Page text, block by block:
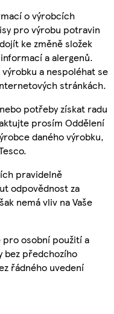
o výrobcích
pro výrobu potravin
ke změně složek
a alergenů.
a nespoléhat se
stránkách.
potřeby získat radu
prosím Oddělení
daného výrobku,
pravidelně
odpovědnost za
nemá vliv na Vaše
pro osobní použití a
bez předchozího
řádného uvedení